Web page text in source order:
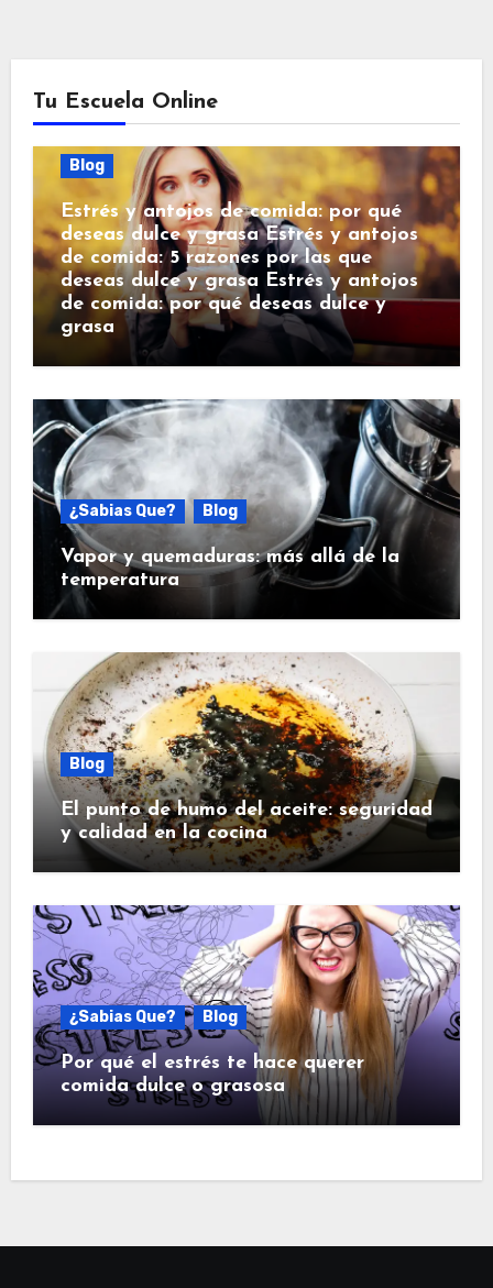
Tu Escuela Online
Blog
Estrés y antojos de comida: por qué
deseas dulce y grasa Estrés y antojos
de comida: 5 razones por las que
deseas dulce y grasa Estrés y antojos
de comida: por qué deseas dulce y
grasa
¿Sabias Que? Blog
Vapor y quemaduras: más allá de la
temperatura
Blog
El punto de humo del aceite: seguridad
y calidad en la cocina
¿Sabias Que? Blog
Por qué el estrés te hace querer
comida dulce o grasosa